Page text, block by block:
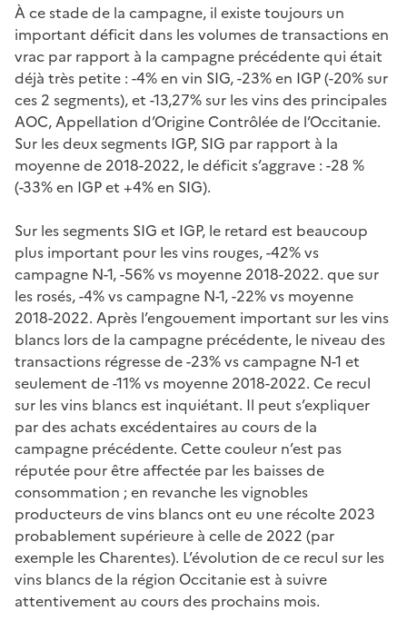
À ce stade de la campagne, il existe toujours un
important déficit dans les volumes de transactions en
vrac par rapport à la campagne précédente qui était
déjà très petite : -4% en vin SIG, -23% en IGP (-20% sur
ces 2 segments), et -13,27% sur les vins des principales
AOC, Appellation d’Origine Contrôlée de l’Occitanie.
Sur les deux segments IGP, SIG par rapport à la
moyenne de 2018-2022, le déficit s’aggrave : -28 %
(-33% en IGP et +4% en SIG).
Sur les segments SIG et IGP, le retard est beaucoup
plus important pour les vins rouges, -42% vs
campagne N-1, -56% vs moyenne 2018-2022. que sur
les rosés, -4% vs campagne N-1, -22% vs moyenne
2018-2022. Après l’engouement important sur les vins
blancs lors de la campagne précédente, le niveau des
transactions régresse de -23% vs campagne N-1 et
seulement de -11% vs moyenne 2018-2022. Ce recul
sur les vins blancs est inquiétant. Il peut s’expliquer
par des achats excédentaires au cours de la
campagne précédente. Cette couleur n’est pas
réputée pour être affectée par les baisses de
consommation ; en revanche les vignobles
producteurs de vins blancs ont eu une récolte 2023
probablement supérieure à celle de 2022 (par
exemple les Charentes). L’évolution de ce recul sur les
vins blancs de la région Occitanie est à suivre
attentivement au cours des prochains mois.